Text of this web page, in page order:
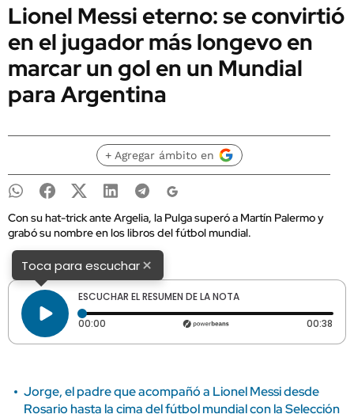
Lionel Messi eterno: se convirtió
en el jugador más longevo en
marcar un gol en un Mundial
para Argentina
+ Agregar ámbito en
Con su hat-trick ante Argelia, la Pulga superó a Martín Palermo y
grabó su nombre en los libros del fútbol mundial.
Toca para escuchar×
ESCUCHAR EL RESUMEN DE LA NOTA
00:00 Tiempo transcurrido: 0 segundos 00:38
Jorge, el padre que acompañó a Lionel Messi desde
Rosario hasta la cima del fútbol mundial con la Selección